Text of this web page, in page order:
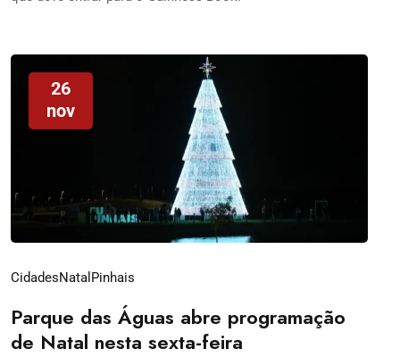
26
nov
CidadesNatal Pinhais
Parque das Águas abre programação
de Natal nesta sexta-feira